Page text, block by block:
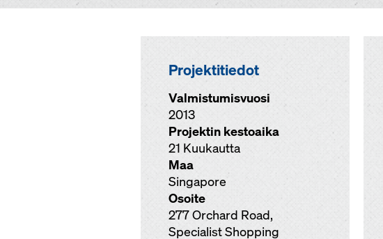
Projektitiedot
Valmistumisvuosi
2013
Projektin kestoaika
21 Kuukautta
Maa
Singapore
Osoite
277 Orchard Road,
Specialist Shopping